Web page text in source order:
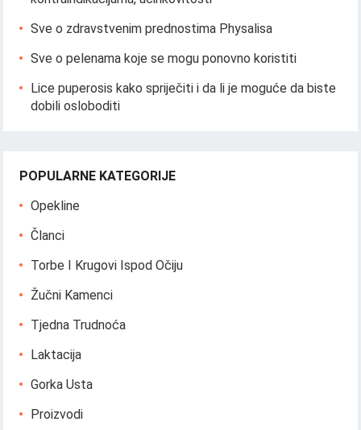
Sve o zdravstvenim prednostima Physalisa
Sve o pelenama koje se mogu ponovno koristiti
Lice puperosis kako spriječiti i da li je moguće da biste
dobili osloboditi
POPULARNE KATEGORIJE
Opekline
Članci
Torbe I Krugovi Ispod Očiju
Žučni Kamenci
Tjedna Trudnoća
Laktacija
Gorka Usta
Proizvodi